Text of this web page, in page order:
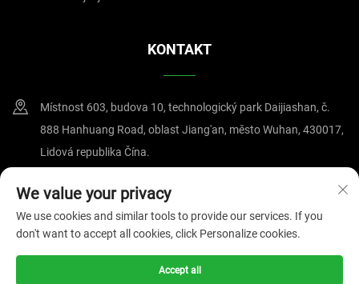
neochvějném závazku kvalitě a spokojenosti zákazníků,
který podporuje náš tým dobře vyškolených a zkušených
specialistů. Vážíme si svého renomé a jsme vždy k
dispozici, abychom vám poskytli profesionální služby a
kvalitní zboží, čímž zajistíme, že vaše rozhodnutí používat
naše jednorázové ochranné oděvy bude pro obě strany
výhodné a posílí bezpečnostní opatření ve vaší organizaci.
KONTAKT
Místnost 603, budova 10, technologický park Daijiashan, č.
888 Hanhuang Road, oblast Jiang'an, město Wuhan, 430017,
Lidová republika Čína.
+86-15607122519
[email protected]
Všechna práva vyhrazena © 2025 Wuhan Magnate Technology Co., Ltd.
We value your privacy
We use cookies and similar tools to provide our services. If you
don't want to accept all cookies, click Personalize cookies.
Accept all